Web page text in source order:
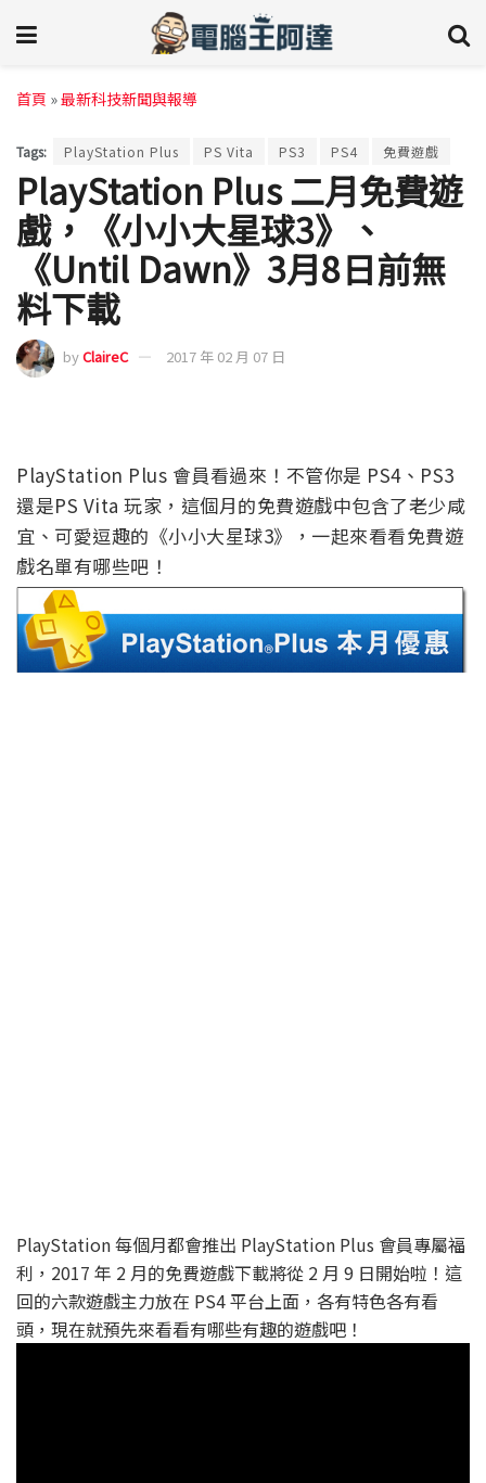
首頁 »最新科技新聞與報導
Tags: PlayStation Plus PS Vita PS3 PS4 免費遊戲
PlayStation Plus 二月免費遊
戲，《小小大星球3》、
《Until Dawn》3月8日前無
料下載
byClaireC 2017 年 02 月 07 日
PlayStation Plus 會員看過來！不管你是 PS4、PS3
還是PS Vita 玩家，這個月的免費遊戲中包含了老少咸
宜、可愛逗趣的《小小大星球3》，一起來看看免費遊
戲名單有哪些吧！
PlayStation 每個月都會推出 PlayStation Plus 會員專屬福
利，2017 年 2 月的免費遊戲下載將從 2 月 9 日開始啦！這
回的六款遊戲主力放在 PS4 平台上面，各有特色各有看
頭，現在就預先來看看有哪些有趣的遊戲吧！